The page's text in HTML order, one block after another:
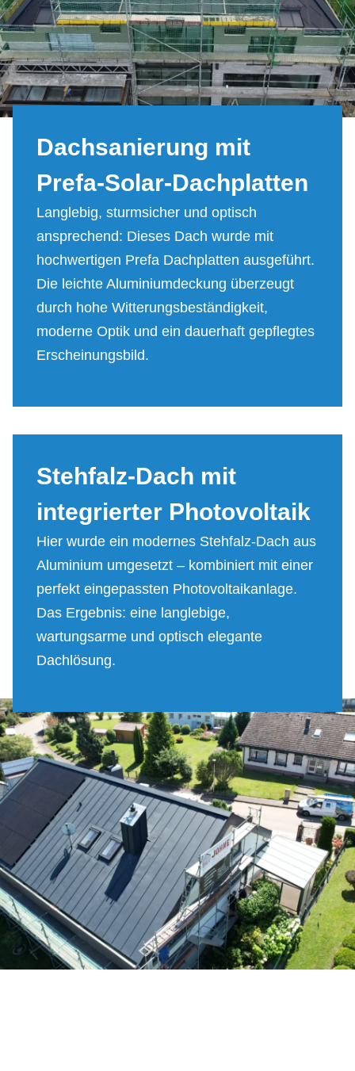
Dach­sa­nie­rung mit
Pre­fa-So­lar-Dach­plat­ten
Langlebig, sturmsicher und optisch
ansprechend: Dieses Dach wurde mit
hochwertigen Prefa Dachplatten ausgeführt.
Die leichte Aluminiumdeckung überzeugt
durch hohe Witterungsbeständigkeit,
moderne Optik und ein dauerhaft gepflegtes
Erscheinungsbild.
Steh­falz-Dach mit
in­te­grier­ter Pho­to­vol­ta­ik
Hier wurde ein modernes Stehfalz-Dach aus
Aluminium umgesetzt – kombiniert mit einer
perfekt eingepassten Photovoltaikanlage.
Das Ergebnis: eine langlebige,
wartungsarme und optisch elegante
Dachlösung.